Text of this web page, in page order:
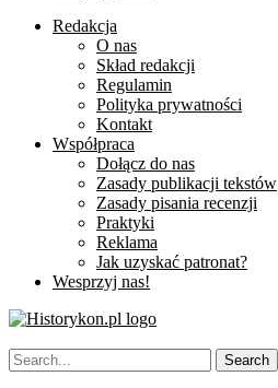
Redakcja
O nas
Skład redakcji
Regulamin
Polityka prywatności
Kontakt
Współpraca
Dołącz do nas
Zasady publikacji tekstów
Zasady pisania recenzji
Praktyki
Reklama
Jak uzyskać patronat?
Wesprzyj nas!